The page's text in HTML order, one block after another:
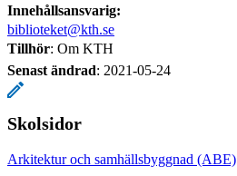
Innehållsansvarig:
biblioteket@kth.se
Tillhör: Om KTH
Senast ändrad: 2021-05-24
Skolsidor
Arkitektur och samhällsbyggnad (ABE)